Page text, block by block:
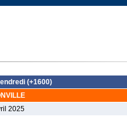
(+1600)
2025